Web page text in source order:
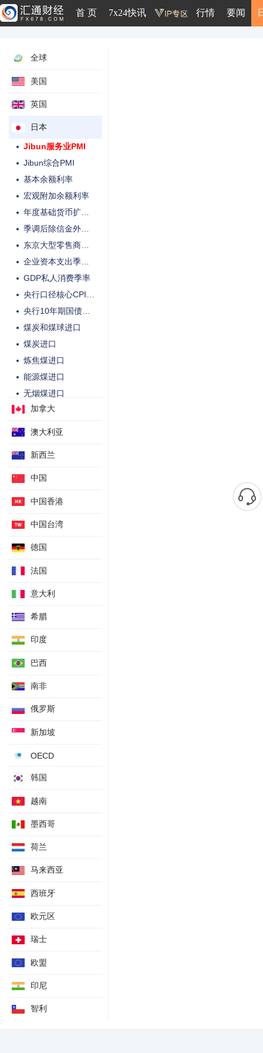
首 页 7x24快讯 行情 要闻
全球
美国
英国
日本
零售销售
所有家庭支出月率
受薪者家庭支出年率
BSI大型非制造业信心指数
Jibun服务业PMI
Jibun综合PMI
基本余额利率
宏观附加余额利率
年度基础货币扩容规模
季调后除信金外银行贷款年率
东京大型零售商销售年率
企业资本支出季率-GDP分项
GDP私人消费季率
央行口径核心CPI年率
央行10年期国债收益率目标YCC
煤炭和煤球进口
煤炭进口
炼焦煤进口
能源煤进口
无烟煤进口
粗钢产量
热轧钢产量
PAJ商业原油库存变动
央行短观小型企业资本支出预估
不含食品与能源的CPI年率
全国核心-核心CPI月率
扣除食品与能源的季调后CPI读数
不含食品与能源的东京CPI月率
工业生产未来2个月月率预估
经常帐分项-商品
季调后L广义货币
央行短观小型制造业景气展望
GDP外需季率-日历调整及季调后
不含食品与能源的东京CPI年率
第三产业活动年率
设备利用率指数年率-未季调
生产能力指数
生产能力指数年率
PAJ汽油库存变动-GAS
PAJ精炼厂平均开工率
新屋开工年化总数-季调后
METI原油进口年率
METI总油品销售年率
加拿大
澳大利亚
新西兰
中国
中国香港
中国台湾
德国
法国
意大利
希腊
印度
巴西
南非
俄罗斯
新加坡
OECD
韩国
越南
墨西哥
荷兰
马来西亚
西班牙
欧元区
瑞士
欧盟
印尼
智利